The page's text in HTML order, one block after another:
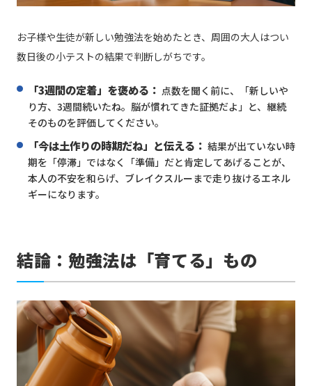
お子様や生徒が新しい勉強法を始めたとき、周囲の大人はつい
数日後の小テストの結果で判断しがちです。
「3週間の定着」を褒める： 点数を聞く前に、「新しいや
り方、3週間続いたね。脳が慣れてきた証拠だよ」と、継続
そのものを評価してください。
「今は土作りの時期だね」と伝える： 結果が出ていない時
期を「停滞」ではなく「準備」だと肯定してあげることが、
本人の不安を和らげ、ブレイクスルーまで走り抜けるエネル
ギーになります。
結論：勉強法は「育てる」もの